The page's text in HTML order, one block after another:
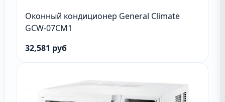
Оконный кондиционер General Climate
GCW-07CM1
32,581 руб